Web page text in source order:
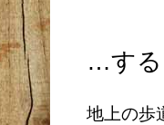
…する
地上の歩